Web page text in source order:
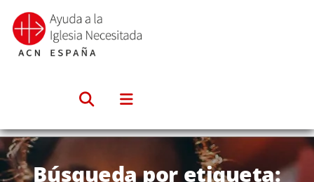
Saltar
contenido
Búsqueda por etiqueta: